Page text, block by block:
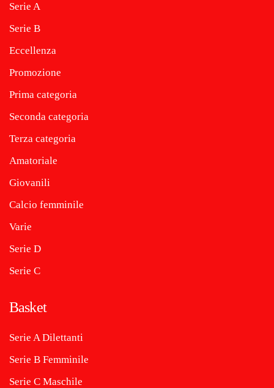
Serie A
Serie B
Eccellenza
Promozione
Prima categoria
Seconda categoria
Terza categoria
Amatoriale
Giovanili
Calcio femminile
Varie
Serie D
Serie C
Basket
Serie A Dilettanti
Serie B Femminile
Serie C Maschile